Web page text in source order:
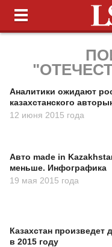
Аналитики ожидают
казахстанского
12 июня 2015 года
Авто made in
меньше. Инфографика
19 мая 2015 года
Казахстан произведет
в 2015 году